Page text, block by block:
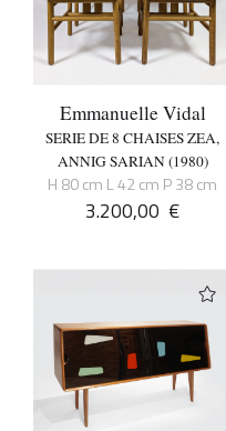
Emmanuelle Vidal
SERIE DE 8 CHAISES ZEA,
ANNIG SARIAN (1980)
H 80 cm L 42 cm P 38 cm
3.200,00 €